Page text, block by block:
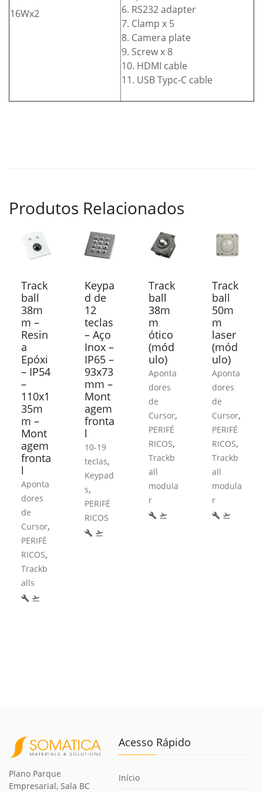
16Wx2
6. RS232 adapter
7. Clamp x 5
8. Camera plate
9. Screw x 8
10. HDMI cable
11. USB Typc-C cable
Produtos Relacionados
Track
ball
38m
m –
Resin
a
Epóxi
– IP54
–
110x1
35m
m –
Mont
agem
fronta
l
Aponta
dores
de
Cursor,
PERIFÉ
RICOS,
Trackb
alls
build flight_takeoff
Keypa
d de
12
teclas
– Aço
Inox –
IP65 –
93x73
mm –
Mont
agem
fronta
l
10-19
teclas,
Keypad
s,
PERIFÉ
RICOS
build flight_takeoff
Track
ball
38m
m
ótico
(mód
ulo)
Aponta
dores
de
Cursor,
PERIFÉ
RICOS,
Trackb
all
modula
r
build flight_takeoff
Track
ball
50m
m
laser
(mód
ulo)
Aponta
dores
de
Cursor,
PERIFÉ
RICOS,
Trackb
all
modula
r
build flight_takeoff
Plano Parque
Empresarial, Sala BC
Acesso Rápido
Início